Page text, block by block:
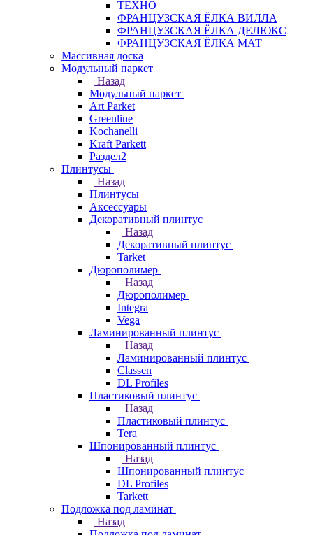
ТЕХНО
ФРАНЦУЗСКАЯ ЁЛКА ВИЛЛА
ФРАНЦУЗСКАЯ ЁЛКА ДЕЛЮКС
ФРАНЦУЗСКАЯ ЁЛКА МАТ
Массивная доска
Модульный паркет
Назад
Модульный паркет
Art Parket
Greenline
Kochanelli
Kraft Parkett
Раздел2
Плинтусы
Назад
Плинтусы
Аксессуары
Декоративный плинтус
Назад
Декоративный плинтус
Tarket
Дюрополимер
Назад
Дюрополимер
Integra
Vega
Ламинированный плинтус
Назад
Ламинированный плинтус
Classen
DL Profiles
Пластиковый плинтус
Назад
Пластиковый плинтус
Tera
Шпонированный плинтус
Назад
Шпонированный плинтус
DL Profiles
Tarkett
Подложка под ламинат
Назад